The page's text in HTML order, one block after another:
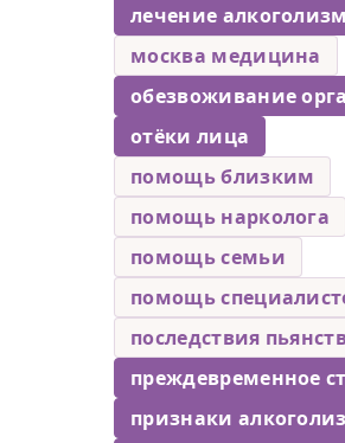
лечение
москва медицина
обезвоживание
отёки лица
помощь близким
помощь нарколога
помощь семьи
помощь
последствия
преждевременное
признаки